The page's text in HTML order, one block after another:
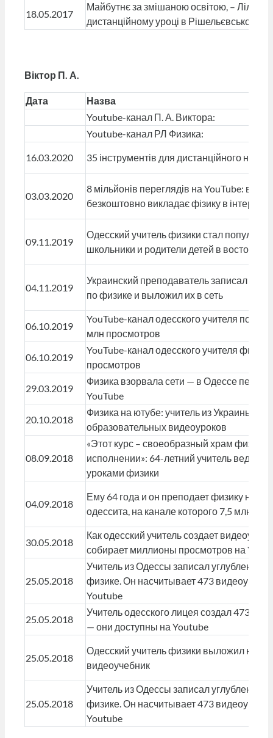
18.05.2017
Майбутнє за змішаною освітою, – Лілія
дистанційному уроці в Рішельєвському
Віктор П. А.
Дата
Назва
Youtube-канал П. А. Виктора:
Youtube-канал РЛ Физика:
16.03.2020 35 інструментів для дистанційного
03.03.2020
8 мільйонів переглядів на YouTube:
безкоштовно викладає фізику в інтернеті
09.11.2019
Одесский учитель физики стал
школьники и родители детей в восторге
04.11.2019
Украинский преподаватель записал
по физике и выложил их в сеть
06.10.2019
YouTube-канал одесского учителя по
млн просмотров
06.10.2019
YouTube-канал одесского учителя
просмотров
29.03.2019
Физика взорвала сети — в Одессе
YouTube
20.10.2018
Физика на ютубе: учитель из Украины
образовательных видеоуроков
08.09.2018
«Этот курс – своеобразный храм физики
исполнении»: 64-летний учитель ведет
уроками физики
04.09.2018
Ему 64 года и он преподает физику на
одессита, на канале которого 7,5 млн
30.05.2018
Как одесский учитель создает
собирает миллионы просмотров на
25.05.2018
Учитель из Одессы записал
физике. Он насчитывает 473 видеоурока
Youtube
25.05.2018
Учитель одесского лицея создал 473
— они доступны на Youtube
25.05.2018
Одесский учитель физики выложил на
видеоучебник
25.05.2018
Учитель из Одессы записал
физике. Он насчитывает 473 видеоурока
Youtube